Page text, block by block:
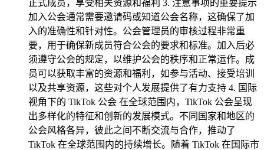
正式成员，享受相关资源和福利 3. 注意事项的重要提示
加入公会通常需要邀请码或知道公会名称，这确保了加
入的准确性和针对性。公会管理员的审核过程非常重
要，用于确保新成员符合公会的要求和标准。加入后必
须遵守公会的规定，以维护公会的秩序和正常运作。成
员可以获取丰富的资源和福利，如参与活动、接受培训
以及共享资源，这些对个人发展提供了有力支持 4. 国际
视角下的 TikTok 公会 在全球范围内，TikTok 公会呈现
出多样化的特征和创新的发展模式。不同国家和地区的
公会风格各异，彼此之间不断交流与合作，推动了
TikTok 在全球范围内的持续增长。随着 TikTok 在国际市